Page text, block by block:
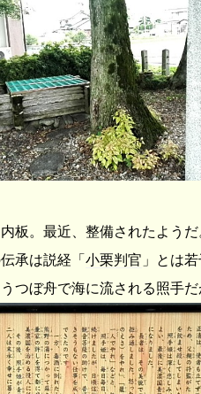
板。最近、整備されたようだ
承は説経「 小栗判官 」とは若
つぼ舟で海に流される照手